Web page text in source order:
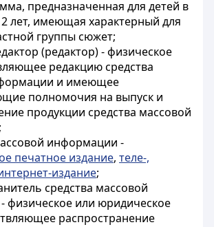
предназначенная для детей в
лет, имеющая характерный для
группы сюжет;
(редактор) - физическое
редакцию средства
и имеющее
полномочия на выпуск и
продукции средства массовой
информации -
печатное издание, теле-,
издание;
средства массовой
физическое или юридическое
распространение